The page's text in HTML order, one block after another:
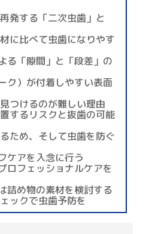
発する「二次虫歯」と
に比べて虫歯になりやす
る「隙間」と「段差」の
ク）が付着しやすい表面
つけるのが難しい理由
するリスクと抜歯の可能
ため、そして虫歯を防ぐ
ケアを入念に行う
ロフェッショナルケアを
詰め物の素材を検討する
ックで虫歯予防を